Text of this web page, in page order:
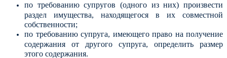
по требованию супругов (одного из них) произвести
раздел имущества, находящегося в их совместной
собственности;
по требованию супруга, имеющего право на получение
содержания от другого супруга, определить размер
этого содержания.